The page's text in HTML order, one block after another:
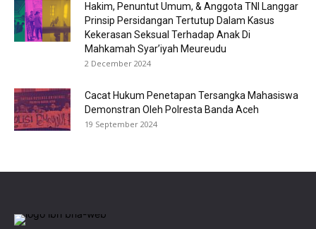
Hakim, Penuntut Umum, & Anggota TNI Langgar
Prinsip Persidangan Tertutup Dalam Kasus
Kekerasan Seksual Terhadap Anak Di
Mahkamah Syar’iyah Meureudu
2 December 2024
Cacat Hukum Penetapan Tersangka Mahasiswa
Demonstran Oleh Polresta Banda Aceh
19 September 2024